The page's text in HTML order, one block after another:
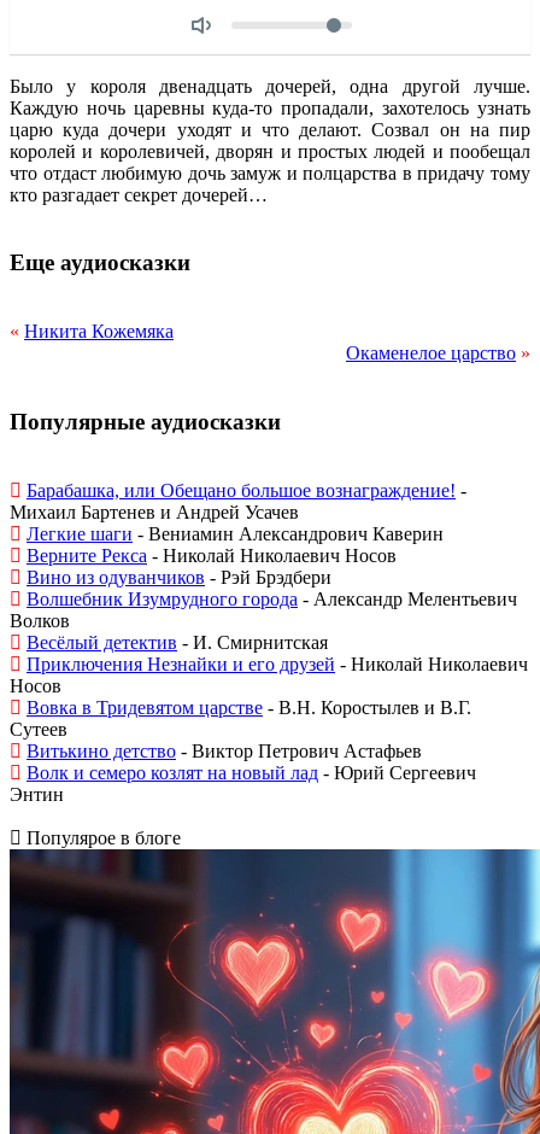
Было у короля двенадцать дочерей, одна другой лучше.
Каждую ночь царевны куда-то пропадали, захотелось узнать
царю куда дочери уходят и что делают. Созвал он на пир
королей и королевичей, дворян и простых людей и пообещал
что отдаст любимую дочь замуж и полцарства в придачу тому
кто разгадает секрет дочерей…
Еще аудиосказки
« Никита Кожемяка
Окаменелое царство »
Популярные аудиосказки
Барабашка, или Обещано большое вознаграждение! -
Михаил Бартенев и Андрей Усачев
Легкие шаги - Вениамин Александрович Каверин
Верните Рекса - Николай Николаевич Носов
Вино из одуванчиков - Рэй Брэдбери
Волшебник Изумрудного города - Александр Мелентьевич
Волков
Весёлый детектив - И. Смирнитская
Приключения Незнайки и его друзей - Николай Николаевич
Носов
Вовка в Тридевятом царстве - В.Н. Коростылев и В.Г.
Сутеев
Витькино детство - Виктор Петрович Астафьев
Волк и семеро козлят на новый лад - Юрий Сергеевич
Энтин
Популярое в блоге